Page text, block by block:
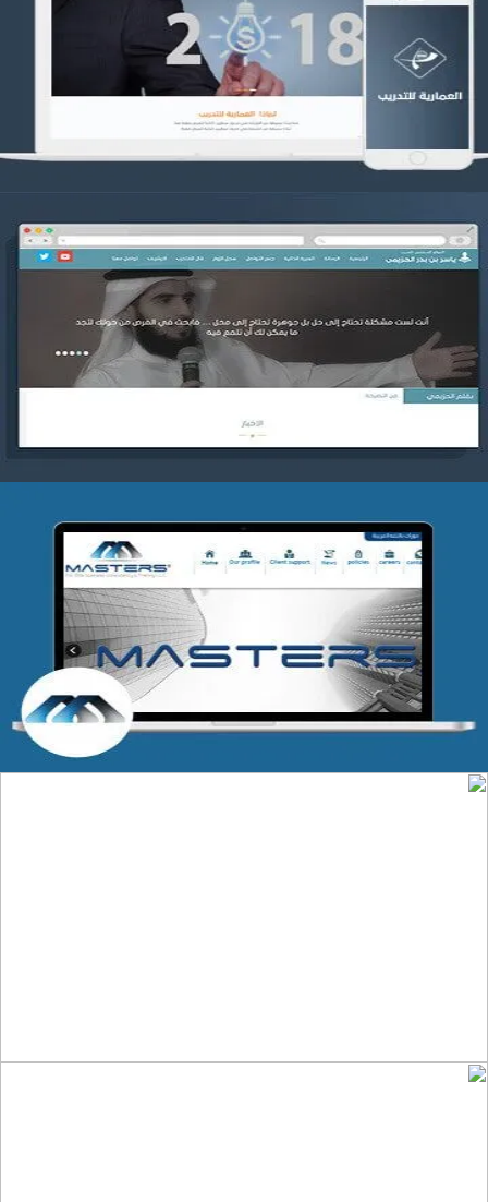
تصميم العمارية للتدريب
التفاصيل
موقع ياسر بن بدر الحزيمي
التفاصيل
شركة MASTERS للتدريب
التفاصيل